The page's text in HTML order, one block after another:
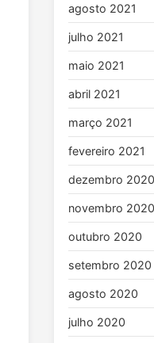
agosto 2021
julho 2021
maio 2021
abril 2021
março 2021
fevereiro 2021
dezembro 2020
novembro 2020
outubro 2020
setembro 2020
agosto 2020
julho 2020